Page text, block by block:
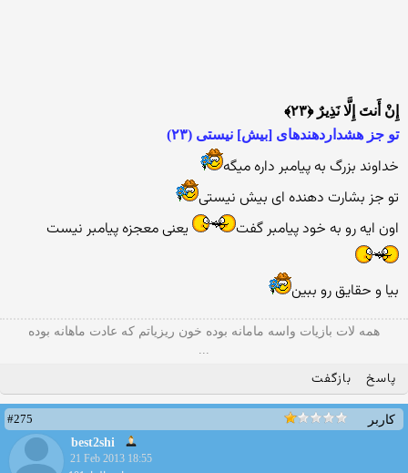
إِنْ أَنتَ إِلَّا نَذِيرٌ ﴿۲۳﴾
تو جز هشداردهنده‏اى [بيش] نيستى (۲۳)
خداوند بزرگ به پیامبر داره میگه
تو جز بشارت دهنده ای بیش نیستی
اون ایه رو به خود پیامبر گفت
یعنی معجزه پیامبر نیست
بیا و حقایق رو ببین
همه لات بازیات واسه مامانه بوده خون ریزیاتم که عادت ماهانه بوده
...
پاسخ بازگفت
کاربر
#275
best2shi
21 Feb 2013 18:55